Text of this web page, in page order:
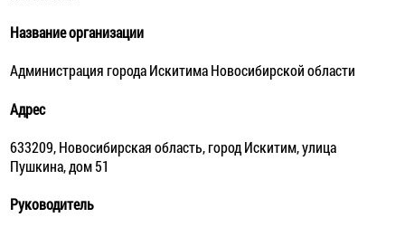
Название организации
Администрация города Искитима Новосибирской области
Адрес
633209, Новосибирская область, город Искитим, улица
Пушкина, дом 51
Руководитель